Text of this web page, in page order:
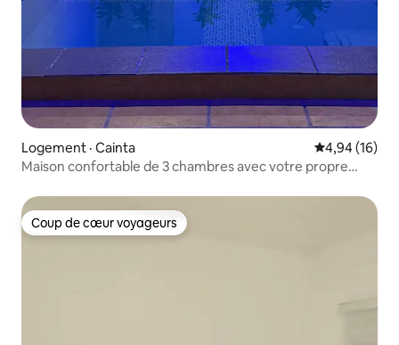
Logement · Cainta Note
4,94 (16)
Maison confortable de 3 chambres avec votre propre
Coup de cœur voyageurs
Coup de cœur voyageurs